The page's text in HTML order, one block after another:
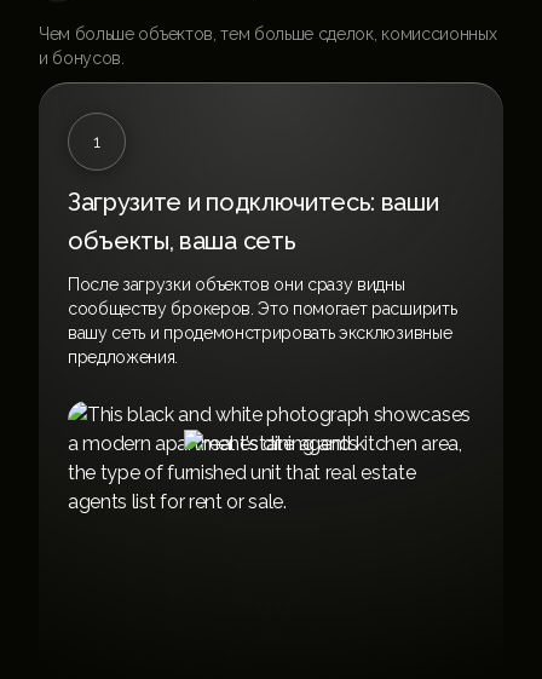
Чем больше объектов, тем больше сделок, комиссионных
и бонусов.
1
Загрузите и подключитесь: ваши
объекты, ваша сеть
После загрузки объектов они сразу видны
сообществу брокеров. Это помогает расширить
вашу сеть и продемонстрировать эксклюзивные
предложения.